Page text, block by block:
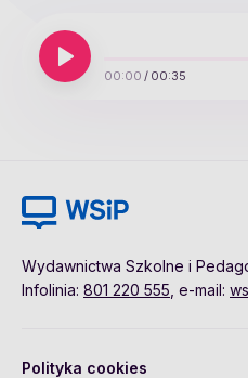
00:00 / 00:35
Wydawnictwa Szkolne i
Infolinia: 801 220 555 , e-mail:
Polityka cookies